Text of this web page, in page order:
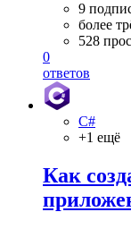
9
более
528
0
ответов
C#
+1 ещё
Как